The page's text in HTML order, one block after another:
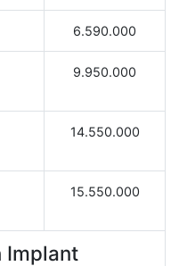
6.590.000
9.950.000
14.550.000
15.550.000
Implant